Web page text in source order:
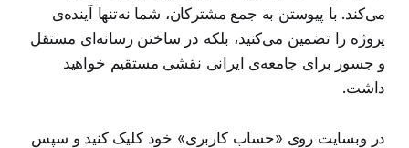
می‌کند. با پیوستن به جمع مشترکان، شما نه‌تنها آینده‌ی
پروژه را تضمین می‌کنید، بلکه در ساختن رسانه‌ای مستقل
و جسور برای جامعه‌ی ایرانی نقشی مستقیم خواهید
داشت.
در وبسایت روی «حساب کاربری» خود کلیک کنید و سپس